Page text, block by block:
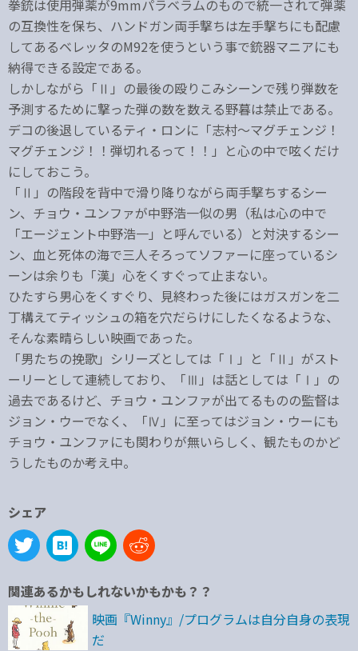
拳銃は使用弾薬が9mmパラベラムのもので統一されて弾薬
の互換性を保ち、ハンドガン両手撃ちは左手撃ちにも配慮
してあるベレッタのM92を使うという事で銃器マニアにも
納得できる設定である。
しかしながら「Ⅱ」の最後の殴りこみシーンで残り弾数を
予測するために撃った弾の数を数える野暮は禁止である。
デコの後退しているティ・ロンに「志村～マグチェンジ！
マグチェンジ！！弾切れるって！！」と心の中で呟くだけ
にしておこう。
「Ⅱ」の階段を背中で滑り降りながら両手撃ちするシー
ン、チョウ・ユンファが中野浩一似の男（私は心の中で
「エージェント中野浩一」と呼んでいる）と対決するシー
ン、血と死体の海で三人そろってソファーに座っているシ
ーンは余りも「漢」心をくすぐって止まない。
ひたすら男心をくすぐり、見終わった後にはガスガンを二
丁構えてティッシュの箱を穴だらけにしたくなるような、
そんな素晴らしい映画であった。
「男たちの挽歌」シリーズとしては「Ⅰ」と「Ⅱ」がスト
ーリーとして連続しており、「Ⅲ」は話としては「Ⅰ」の
過去であるけど、チョウ・ユンファが出てるものの監督は
ジョン・ウーでなく、「Ⅳ」に至ってはジョン・ウーにも
チョウ・ユンファにも関わりが無いらしく、観たものかど
うしたものか考え中。
シェア
関連あるかもしれないかもかも？？
映画『Winny』/プログラムは自分自身の表現
だ